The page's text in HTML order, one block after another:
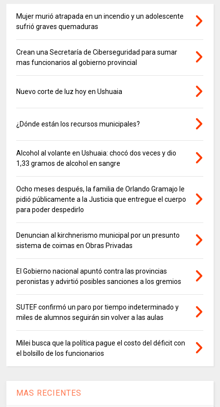
Mujer murió atrapada en un incendio y un adolescente
sufrió graves quemaduras
Crean una Secretaría de Ciberseguridad para sumar
mas funcionarios al gobierno provincial
Nuevo corte de luz hoy en Ushuaia
¿Dónde están los recursos municipales?
Alcohol al volante en Ushuaia: chocó dos veces y dio
1,33 gramos de alcohol en sangre
Ocho meses después, la familia de Orlando Gramajo le
pidió públicamente a la Justicia que entregue el cuerpo
para poder despedirlo
Denuncian al kirchnerismo municipal por un presunto
sistema de coimas en Obras Privadas
El Gobierno nacional apuntó contra las provincias
peronistas y advirtió posibles sanciones a los gremios
SUTEF confirmó un paro por tiempo indeterminado y
miles de alumnos seguirán sin volver a las aulas
Milei busca que la política pague el costo del déficit con
el bolsillo de los funcionarios
MAS RECIENTES